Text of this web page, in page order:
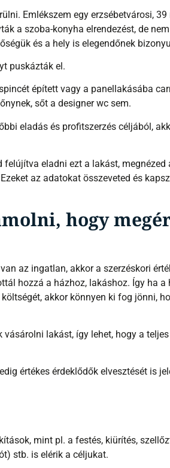
Emlékszem egy erzsébetvárosi,
a szoba-konyha elrendezést, de
és a hely is elegendőnek
puskázták el.
épített vagy a panellakásába
sőt a designer wc sem.
eladás és profitszerzés céljából,
eladni ezt a lakást, megnézed
az adatokat összeveted és
hogy
az ingatlan, akkor a szerzéskori
hozzá a házhoz, lakáshoz. Így ha
akkor könnyen ki fog jönni,
lakást, így lehet, hogy a
értékes érdeklődők elvesztését is
mint pl. a festés, kiürítés,
stb. is elérik a céljukat.